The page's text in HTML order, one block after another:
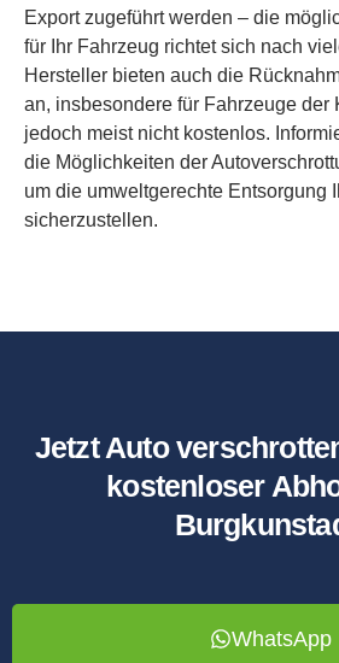
Export zugeführt werden – die
für Ihr Fahrzeug richtet sich nach
Hersteller bieten auch die
an, insbesondere für Fahrzeuge der
jedoch meist nicht kostenlos.
die Möglichkeiten der
um die umweltgerechte Entsorgung
sicherzustellen.
Jetzt Auto
kostenloser
WhatsApp